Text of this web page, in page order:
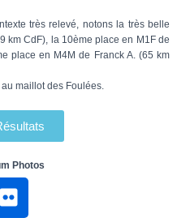
très relevé, notons la très belle
km CdF), la 10ème place en M1F de
place en M4M de Franck A. (65 km
maillot des Foulées.
Photos